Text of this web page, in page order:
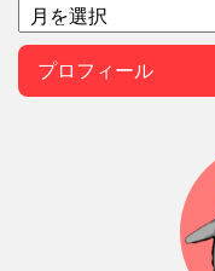
プロフィール